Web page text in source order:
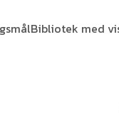
Bibliotek med